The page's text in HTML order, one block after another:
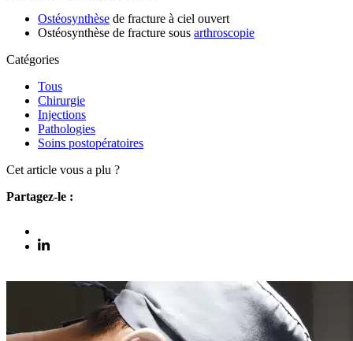
Ostéosynthèse de fracture à ciel ouvert
Ostéosynthèse de fracture sous arthroscopie
Catégories
Tous
Chirurgie
Injections
Pathologies
Soins postopératoires
Cet article vous a plu ?
Partagez-le :